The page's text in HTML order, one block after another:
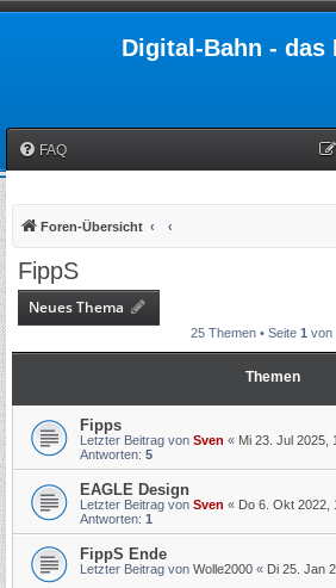
Digital-Bahn - das
FAQ
Foren-Übersicht
FippS
Neues Thema
25 Themen • Seite 1 von
Themen
Fipps
Letzter Beitrag von Sven « Mi 23. Jul 2025,
Antworten: 5
EAGLE Design
Letzter Beitrag von Sven « Do 6. Okt 2022,
Antworten: 1
FippS Ende
Letzter Beitrag von Wolle2000 « Di 25. Jan